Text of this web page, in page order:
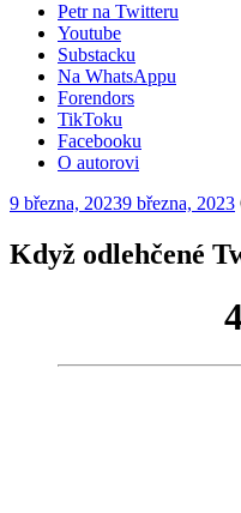
Petr na Twitteru
Youtube
Substacku
Na WhatsAppu
Forendors
TikToku
Facebooku
O autorovi
Publikováno
9 března, 20239 března, 2023
Když odlehčené